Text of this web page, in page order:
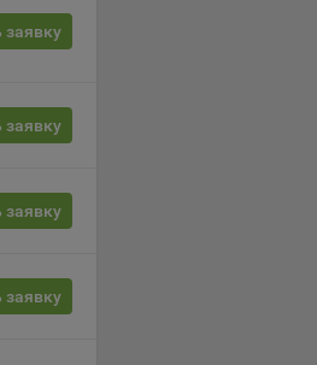
заявку
заявку
заявку
заявку